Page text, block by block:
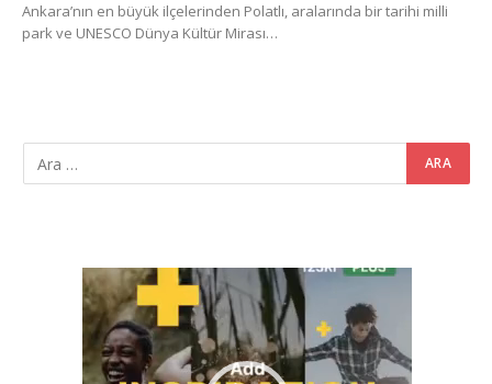
Ankara’nın en büyük ilçelerinden Polatlı, aralarında bir tarihi milli
park ve UNESCO Dünya Kültür Mirası…
Video
oynatıcı